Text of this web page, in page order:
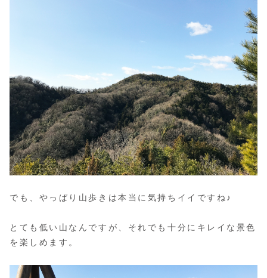
でも、やっぱり山歩きは本当に気持ちイイですね♪
とても低い山なんですが、それでも十分にキレイな景色
を楽しめます。